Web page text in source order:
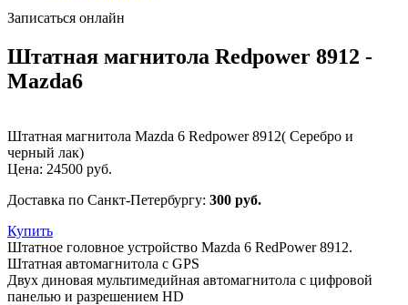
Записаться онлайн
Штатная магнитола Redpower 8912 -
Mazda6
Штатная магнитола Mazda 6 Redpower 8912( Серебро и
черный лак)
Цена: 24500 руб.
Доставка по Санкт-Петербургу: 300 руб.
Купить
Штатное головное устройство Mazda 6 RedPower 8912.
Штатная автомагнитола с GPS
Двух диновая мультимедийная автомагнитола с цифровой
панелью и разрешением HD